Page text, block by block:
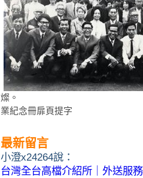
燦
業紀念冊扉頁提字
最新留言
小澄x24264說：
台灣全台高檔介紹所｜外送服